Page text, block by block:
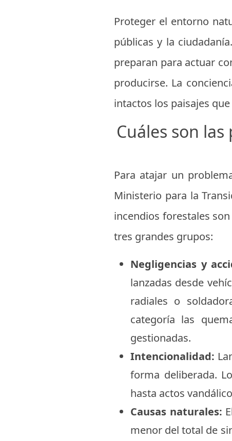
Proteger el entorno
públicas y la
preparan para actuar
producirse. La
intactos los paisajes
Cuáles son
Para atajar un
Ministerio para la
incendios forestales
tres grandes grupos:
Negligencias y
lanzadas desde
radiales o
categoría las
gestionadas.
Intencionalidad:
forma deliberada.
hasta actos
Causas naturales:
menor del total de